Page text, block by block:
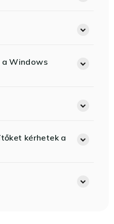
a Windows
kérhetek a